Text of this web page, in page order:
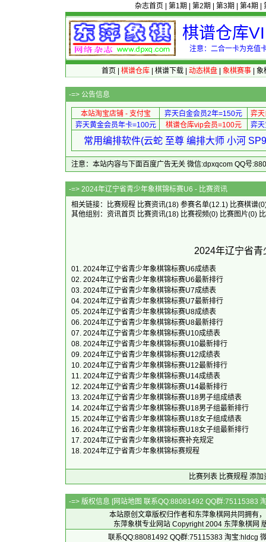
杂志首页 第1期 第2期 第3期 第4期
棋谱仓库
注意：二合一卡为充值
首页 棋谱仓库| 棋谱下载| 动态棋盘| 象棋赛事| 象
-=> 公告信息
本站淘宝店铺 - 支付宝 弈天白金会员2年=150元
弈
弈天黄金会员年卡=100元
棋谱仓库vip会员=100元 弈
常用编排软件(云蛇 至尊 编排大师 小河
注意：本站内容与下面百度广告无关 微信:dpxqcom QQ号
-=> 2024年辽宁省青少年象
相关链接：
比赛规程 比赛资讯(18) 参赛名单(12.1) 比赛棋谱
其他组别： 资讯首页 比赛资讯(18) 比赛视频(0) 比赛图片(0)
2024年辽宁省
01. 2024年辽宁省青少年象棋锦标赛U6成绩表
02. 2024年辽宁省青少年象棋锦标赛U6最新排行
03. 2024年辽宁省青少年象棋锦标赛U7成绩表
04. 2024年辽宁省青少年象棋锦标赛U7最新排行
05. 2024年辽宁省青少年象棋锦标赛U8成绩表
06. 2024年辽宁省青少年象棋锦标赛U8最新排行
07. 2024年辽宁省青少年象棋锦标赛U10成绩表
08. 2024年辽宁省青少年象棋锦标赛U10最新排行
09. 2024年辽宁省青少年象棋锦标赛U12成绩表
10. 2024年辽宁省青少年象棋锦标赛U12最新排行
11. 2024年辽宁省青少年象棋锦标赛U14成绩表
12. 2024年辽宁省青少年象棋锦标赛U14最新排行
13. 2024年辽宁省青少年象棋锦标赛U18男子组成绩表
14. 2024年辽宁省青少年象棋锦标赛U18男子组最新排行
15. 2024年辽宁省青少年象棋锦标赛U18女子组成绩表
16. 2024年辽宁省青少年象棋锦标赛U18女子组最新排行
17. 2024年辽宁省青少年象棋锦标赛补充规定
18. 2024年辽宁省青少年象棋锦标赛规程
比赛列表 比赛规程 添加
-=> 版权信息 [网站地图 联系QQ:88081492 QQ群:75115383
本站原创文章版权归作者和 东萍象棋网共同拥有
东萍象棋专业网站 Copyright 2004 东萍象棋网
联系QQ:88081492 QQ群:75115383 淘宝:hldcg